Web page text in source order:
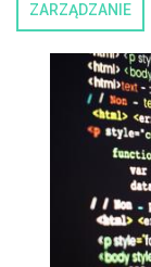
ZARZĄDZANIE